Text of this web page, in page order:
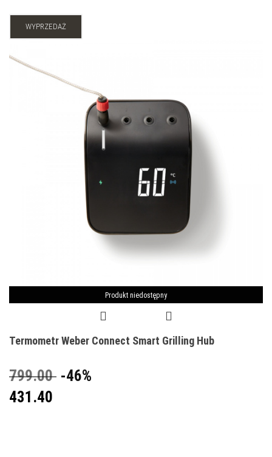
WYPRZEDAŻ
Produkt niedostępny
Termometr Weber Connect Smart Grilling Hub
799.00 -46%
431.40